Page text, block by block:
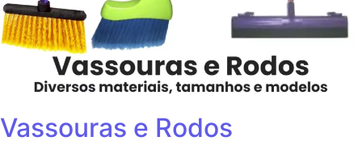
Vassouras e Rodos